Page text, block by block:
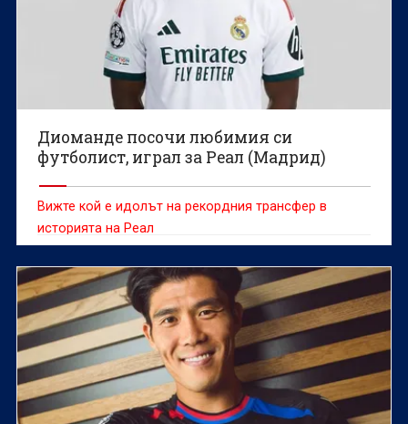
Диоманде посочи любимия си
футболист, играл за Реал (Мадрид)
Вижте кой е идолът на рекордния трансфер в
историята на Реал